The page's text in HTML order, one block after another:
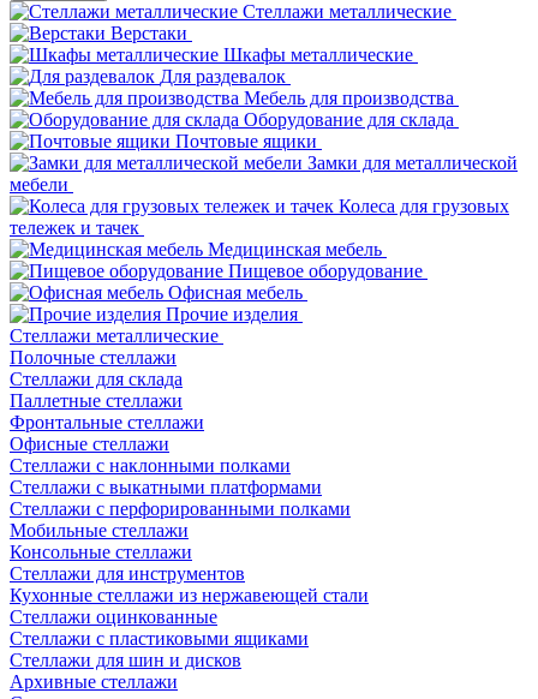
Стеллажи металлические
Верстаки
Шкафы металлические
Для раздевалок
Мебель для производства
Оборудование для склада
Почтовые ящики
Замки для металлической
мебели
Колеса для грузовых
тележек и тачек
Медицинская мебель
Пищевое оборудование
Офисная мебель
Прочие изделия
Стеллажи металлические
Полочные стеллажи
Стеллажи для склада
Паллетные стеллажи
Фронтальные стеллажи
Офисные стеллажи
Стеллажи с наклонными полками
Стеллажи с выкатными платформами
Стеллажи с перфорированными полками
Мобильные стеллажи
Консольные стеллажи
Стеллажи для инструментов
Кухонные стеллажи из нержавеющей стали
Стеллажи оцинкованные
Стеллажи с пластиковыми ящиками
Стеллажи для шин и дисков
Архивные стеллажи